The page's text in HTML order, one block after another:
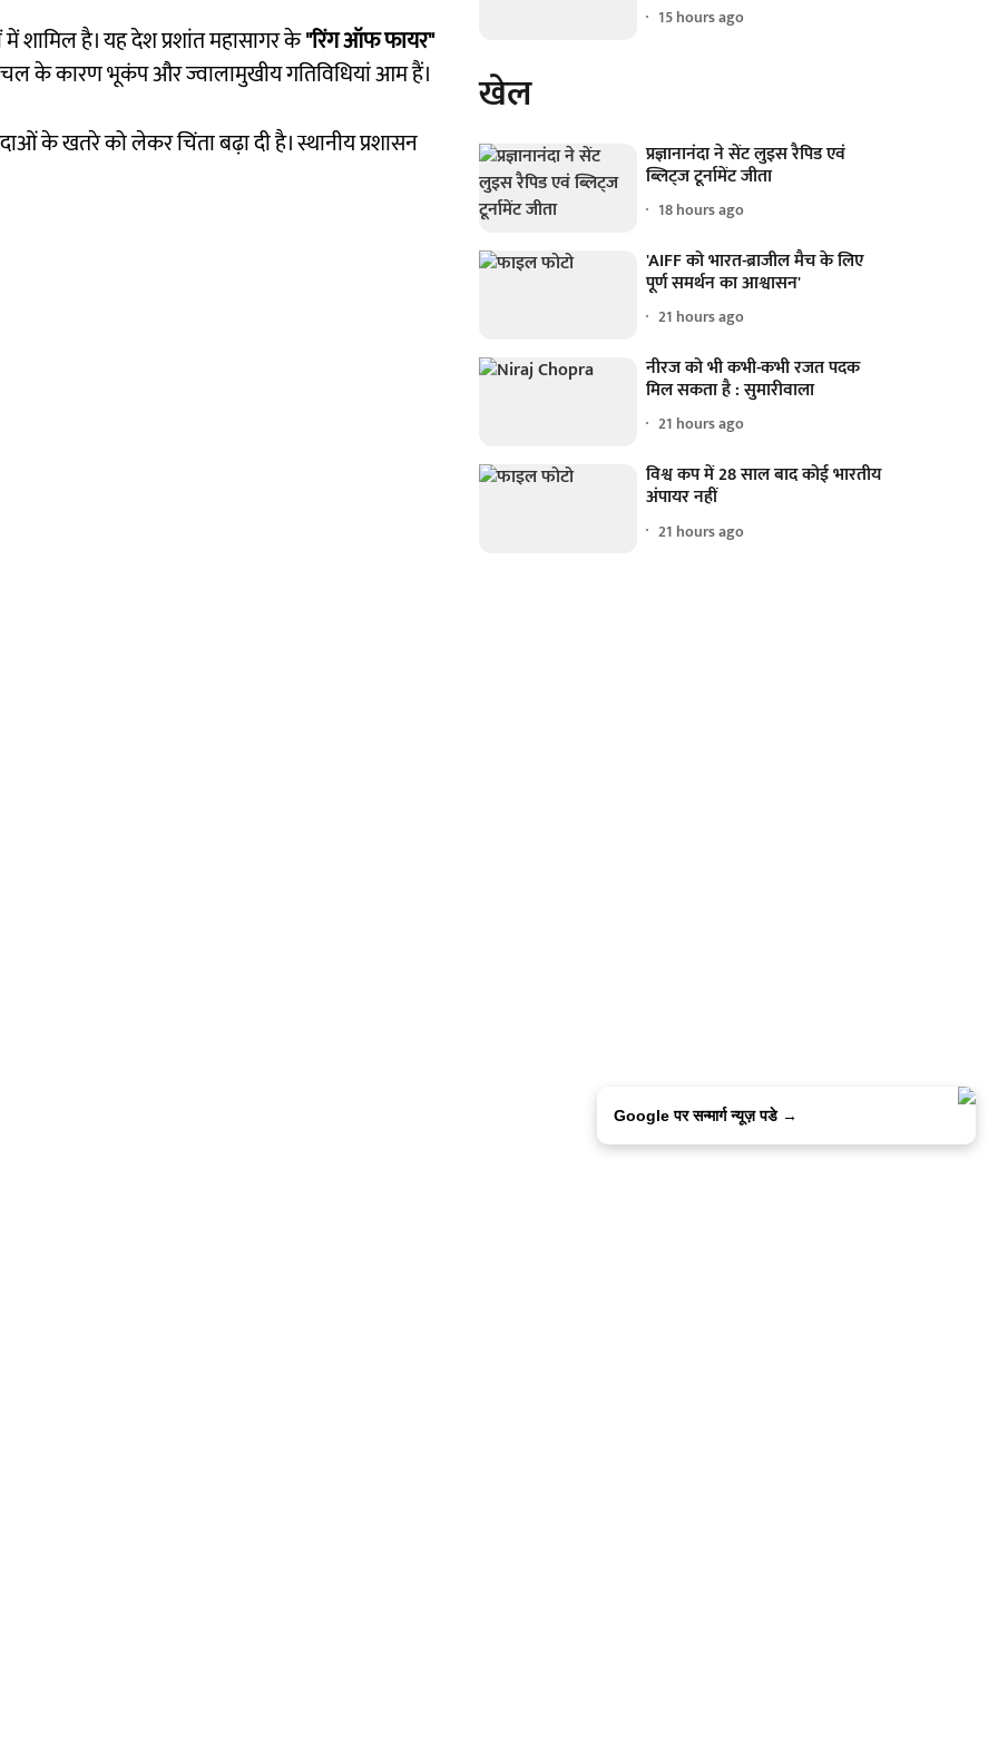
शामिल है। यह देश प्रशांत महासागर के"रिंग ऑफ फायर"
के कारण भूकंप और ज्वालामुखीय गतिविधियां आम हैं।
के खतरे को लेकर चिंता बढ़ा दी है। स्थानीय प्रशासन
15 hours ago
खेल
प्रज्ञानानंदा ने सेंट लुइस रैपिड एवं
ब्लिट्ज टूर्नामेंट जीता
18 hours ago
'AIFF को भारत-ब्राजील मैच के लिए
पूर्ण समर्थन का आश्वासन'
21 hours ago
नीरज को भी कभी-कभी रजत पदक
मिल सकता है : सुमारीवाला
21 hours ago
विश्व कप में 28 साल बाद कोई भारतीय
अंपायर नहीं
21 hours ago
Google पर सन्मार्ग न्यूज़ पडे →